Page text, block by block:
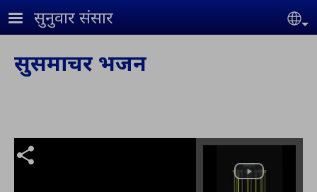
Skip to main content
सुनुवार संसार
सुसमाचर भजन